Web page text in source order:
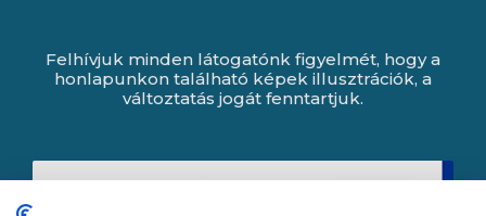
Felhívjuk minden látogatónk figyelmét, hogy a
honlapunkon található képek illusztrációk, a
változtatás jogát fenntartjuk.